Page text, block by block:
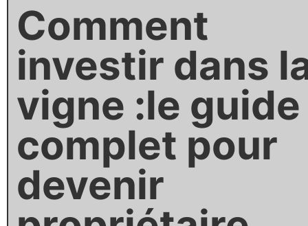
Comment
investir dans
vigne :le guide
complet pour
devenir